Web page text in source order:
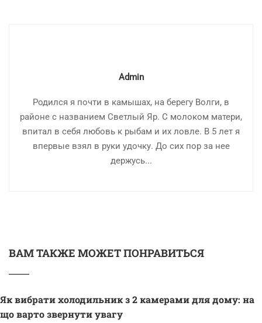
Admin
Родился я почти в камышах, на берегу Волги, в
районе с названием Светлый Яр. С молоком матери,
впитал в себя любовь к рыбам и их ловле. В 5 лет я
впервые взял в руки удочку. До сих пор за нее
держусь...
ВАМ ТАКЖЕ МОЖЕТ ПОНРАВИТЬСЯ
Як вибрати холодильник з 2 камерами для дому: на
що варто звернути увагу